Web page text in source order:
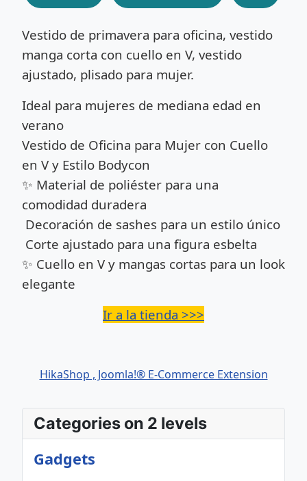
Vestido de primavera para oficina, vestido
manga corta con cuello en V, vestido
ajustado, plisado para mujer.
Ideal para mujeres de mediana edad en
verano
Vestido de Oficina para Mujer con Cuello
en V y Estilo Bodycon
✨ Material de poliéster para una
comodidad duradera
Decoración de sashes para un estilo único
Corte ajustado para una figura esbelta
✨ Cuello en V y mangas cortas para un look
elegante
Ir a la tienda >>>
HikaShop , Joomla!® E-Commerce Extension
Categories on 2 levels
Gadgets